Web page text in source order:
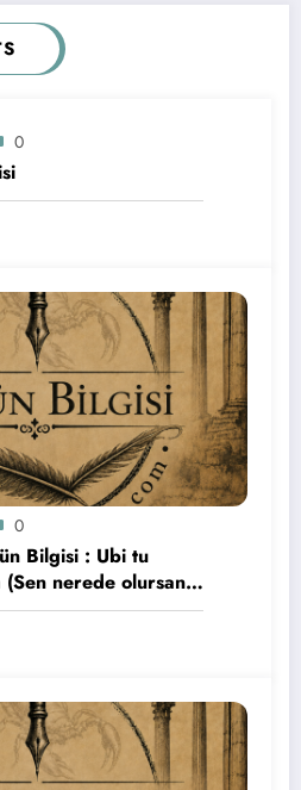
0
0
Bilgisi : Ubi tu
nerede olursan,
orada olacağım)